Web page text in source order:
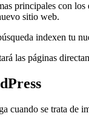
principales con
sitio web.
indexen tu
las páginas
cuando se trata